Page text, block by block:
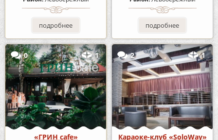
подробнее подробнее
0 1
«ГРИН cafe»
2 1
Караоке-клуб «SoloWay»